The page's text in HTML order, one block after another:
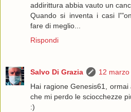
addirittura abbia vauto un
Quando si inventa i casi
fare di meglio...
Rispondi
Salvo Di Grazia
12
Hai ragione Genesis61,
che mi perdo le sciocchezze
:)